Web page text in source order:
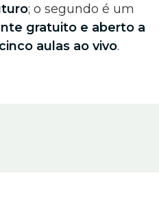
; o segundo é um
gratuito e aberto a
cinco aulas ao vivo.